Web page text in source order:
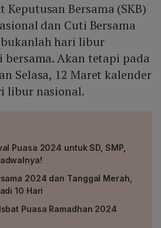
Keputusan Bersama (SKB)
dan Cuti Bersama
hari libur
Akan tetapi pada
Selasa, 12 Maret kalender
libur nasional.
Puasa 2024 untuk SD, SMP,
2024 dan Tanggal Merah,
10 Hari
Puasa Ramadhan 2024